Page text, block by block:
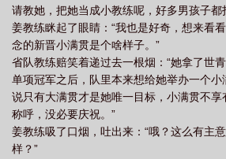
请教她，把她当成小教练呢，好多男孩子
姜教练眯起了眼睛：“我也是好奇，想来看
念的新晋小满贯是个啥样子。”
省队教练赔笑着递过去一根烟：“她拿了世
单项冠军之后，队里本来想给她举办一个
说只有大满贯才是她唯一目标，小满贯不
称呼，没必要庆祝。”
姜教练吸了口烟，吐出来：“哦？这么有主
样？”